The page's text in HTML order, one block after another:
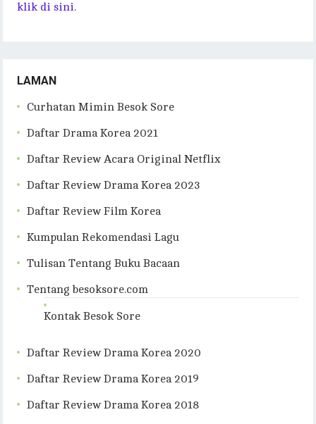
klik di sini.
LAMAN
Curhatan Mimin Besok Sore
Daftar Drama Korea 2021
Daftar Review Acara Original Netflix
Daftar Review Drama Korea 2023
Daftar Review Film Korea
Kumpulan Rekomendasi Lagu
Tulisan Tentang Buku Bacaan
Tentang besoksore.com
Kontak Besok Sore
Daftar Review Drama Korea 2020
Daftar Review Drama Korea 2019
Daftar Review Drama Korea 2018